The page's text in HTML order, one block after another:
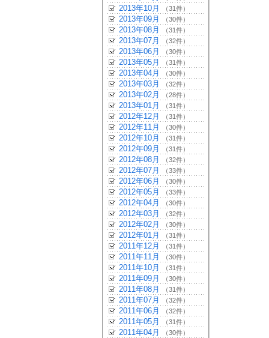
2013年10月 （31件）
2013年09月 （30件）
2013年08月 （31件）
2013年07月 （32件）
2013年06月 （30件）
2013年05月 （31件）
2013年04月 （30件）
2013年03月 （32件）
2013年02月 （28件）
2013年01月 （31件）
2012年12月 （31件）
2012年11月 （30件）
2012年10月 （31件）
2012年09月 （31件）
2012年08月 （32件）
2012年07月 （33件）
2012年06月 （30件）
2012年05月 （33件）
2012年04月 （30件）
2012年03月 （32件）
2012年02月 （30件）
2012年01月 （31件）
2011年12月 （31件）
2011年11月 （30件）
2011年10月 （31件）
2011年09月 （30件）
2011年08月 （31件）
2011年07月 （32件）
2011年06月 （32件）
2011年05月 （31件）
2011年04月 （30件）